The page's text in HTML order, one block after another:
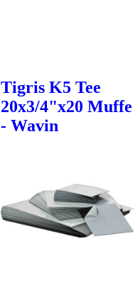
Tigris K5 Tee
20x3/4"x20 Muffe
- Wavin